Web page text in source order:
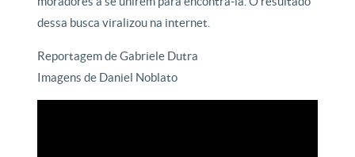
dessa busca viralizou na internet.
Reportagem de Gabriele Dutra
Imagens de Daniel Noblato